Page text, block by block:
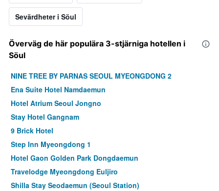
Sevärdheter i Söul
Överväg de här populära 3-stjärniga hotellen i
Söul
NINE TREE BY PARNAS SEOUL MYEONGDONG 2
Ena Suite Hotel Namdaemun
Hotel Atrium Seoul Jongno
Stay Hotel Gangnam
9 Brick Hotel
Step Inn Myeongdong 1
Hotel Gaon Golden Park Dongdaemun
Travelodge Myeongdong Euljiro
Shilla Stay Seodaemun (Seoul Station)